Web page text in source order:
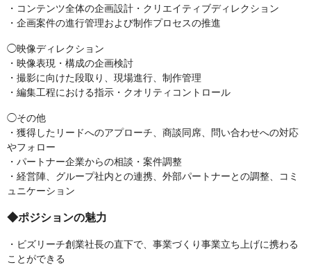
・コンテンツ全体の企画設計・クリエイティブディレクション
・企画案件の進行管理および制作プロセスの推進
◯映像ディレクション
・映像表現・構成の企画検討
・撮影に向けた段取り、現場進行、制作管理
・編集工程における指示・クオリティコントロール
◯その他
・獲得したリードへのアプローチ、商談同席、問い合わせへの対応
やフォロー
・パートナー企業からの相談・案件調整
・経営陣、グループ社内との連携、外部パートナーとの調整、コミ
ュニケーション
◆ポジションの魅力
・ビズリーチ創業社長の直下で、事業づくり事業立ち上げに携わる
ことができる